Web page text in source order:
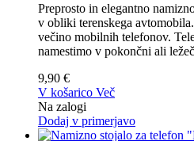
Preprosto in elegantno
v obliki terenskega
večino mobilnih telefonov.
namestimo v pokončni ali
9,90 €
V košarico Več
Na zalogi
Dodaj v primerjavo